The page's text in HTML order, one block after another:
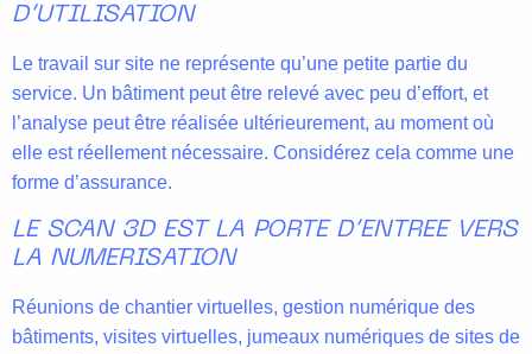
D’UTILISATION
Le travail sur site ne représente qu’une petite partie du
service. Un bâtiment peut être relevé avec peu d’effort, et
l’analyse peut être réalisée ultérieurement, au moment où
elle est réellement nécessaire. Considérez cela comme une
forme d’assurance.
LE SCAN 3D EST LA PORTE D’ENTREE VERS
LA NUMERISATION
Réunions de chantier virtuelles, gestion numérique des
bâtiments, visites virtuelles, jumeaux numériques de sites de